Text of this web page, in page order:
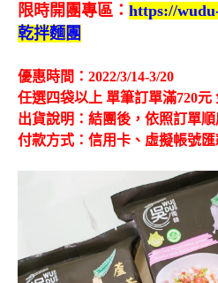
限時開團專區： https://
乾拌麵團
優惠時間：2022/3/14-3/20
任選四袋以上 單筆訂單滿720元
出貨說明：結團後，依照訂單
付款方式：信用卡、虛擬帳號